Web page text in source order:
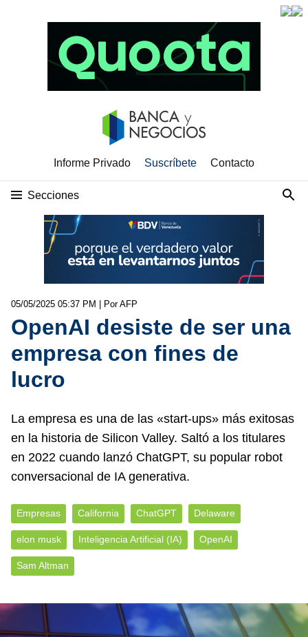
Informe Privado Suscríbete Contacto
Secciones
05/05/2025 05:37 PM | Por AFP
OpenAI desiste de ser una
empresa con fines de
lucro
La empresa es una de las «start-ups» más exitosas
en la historia de Silicon Valley. Saltó a los titulares
en 2022 cuando lanzó ChatGPT, su popular robot
conversacional de IA generativa.
Empresas California ChatGPT Delaware
elon musk Inteligencia Artificial (IA) OpenAI
Sam Altman